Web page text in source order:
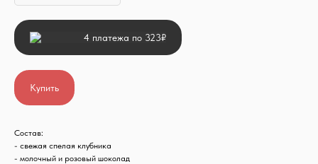
Купить
4 платежа по 323₽
Состав:
- свежая спелая клубника
- молочный и розовый шоколад